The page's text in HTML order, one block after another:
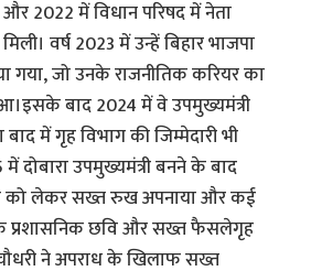
2022 में विधान परिषद में नेता
मिली। वर्ष 2023 में उन्हें बिहार भाजपा
गया, जो उनके राजनीतिक करियर का
बाद 2024 में वे उपमुख्यमंत्री
बाद में गृह विभाग की जिम्मेदारी भी
दोबारा उपमुख्यमंत्री बनने के बाद
को लेकर सख्त रुख अपनाया और कई
छवि और सख्त फैसलेगृह
ने अपराध के खिलाफ सख्त